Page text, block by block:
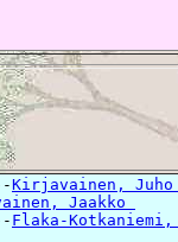
Kirjavainen, Juho
Jaakko
Flaka-